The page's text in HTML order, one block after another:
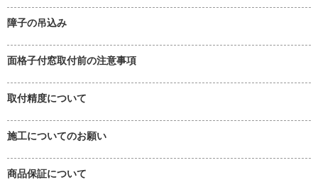
障子の吊込み
面格子付窓取付前の注意事項
取付精度について
施工についてのお願い
商品保証について